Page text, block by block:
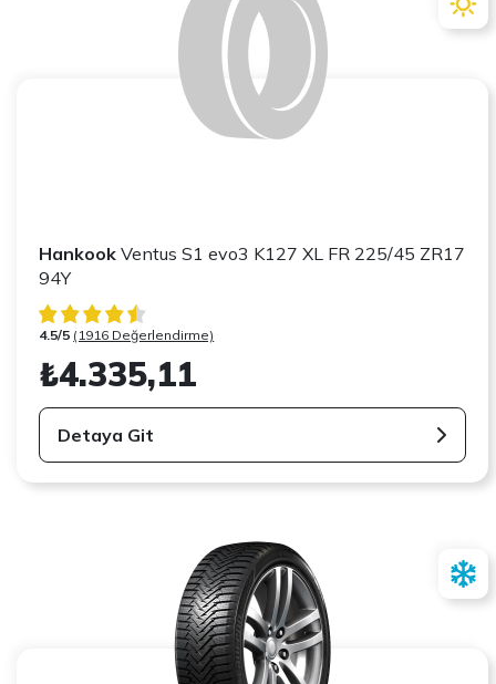
Hankook Ventus S1 evo3 K127 XL FR 225/45 ZR17
94Y
4.5/5 (1916 Değerlendirme)
₺4.335,11
Detaya Git